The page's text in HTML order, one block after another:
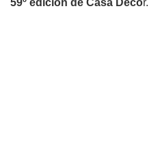
59º edición de Casa Decor.